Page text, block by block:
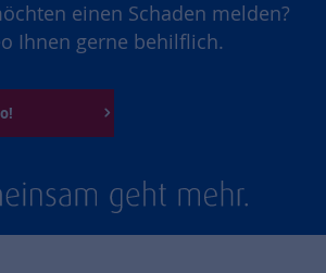
einen Schaden melden?
Ihnen gerne behilflich.